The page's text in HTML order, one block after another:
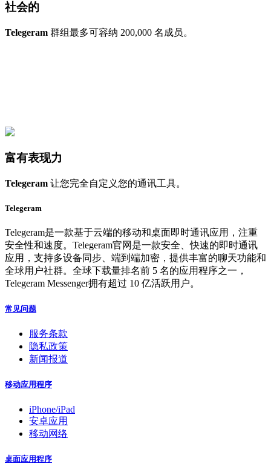
社会的
Telegeram 群组最多可容纳 200,000 名成员。
富有表现力
Telegeram 让您完全自定义您的通讯工具。
Telegeram
Telegeram是一款基于云端的移动和桌面即时通讯应用，注重
安全性和速度。Telegeram官网是一款安全、快速的即时通讯
应用，支持多设备同步、端到端加密，提供丰富的聊天功能和
全球用户社群。全球下载量排名前 5 名的应用程序之一，
Telegeram Messenger拥有超过 10 亿活跃用户。
常见问题
服务条款
隐私政策
新闻报道
移动应用程序
iPhone/iPad
安卓应用
移动网络
桌面应用程序